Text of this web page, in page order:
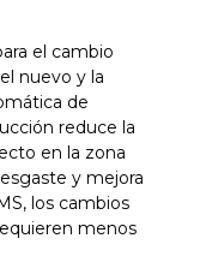
el cambio
nuevo y la
de
reduce la
en la zona
y mejora
los cambios
menos